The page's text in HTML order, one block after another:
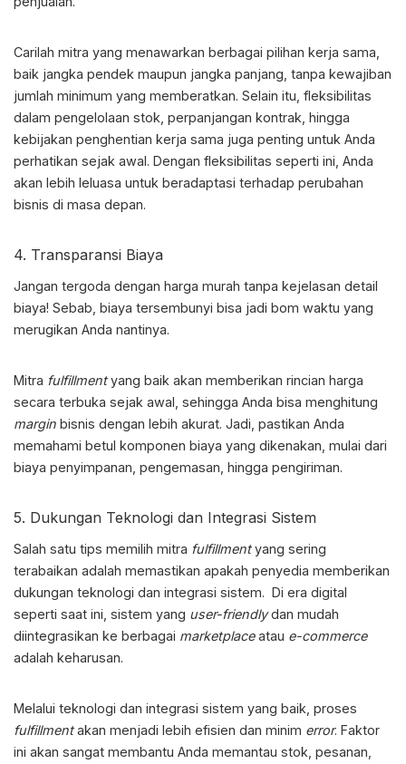
Carilah mitra yang menawarkan berbagai pilihan kerja sama,
baik jangka pendek maupun jangka panjang, tanpa kewajiban
jumlah minimum yang memberatkan. Selain itu, fleksibilitas
dalam pengelolaan stok, perpanjangan kontrak, hingga
kebijakan penghentian kerja sama juga penting untuk Anda
perhatikan sejak awal. Dengan fleksibilitas seperti ini, Anda
akan lebih leluasa untuk beradaptasi terhadap perubahan
bisnis di masa depan.
4. Transparansi Biaya
Jangan tergoda dengan harga murah tanpa kejelasan detail
biaya! Sebab, biaya tersembunyi bisa jadi bom waktu yang
merugikan Anda nantinya.
Mitra fulfillmentyang baik akan memberikan rincian harga
secara terbuka sejak awal, sehingga Anda bisa menghitung
margin bisnis dengan lebih akurat. Jadi, pastikan Anda
memahami betul komponen biaya yang dikenakan, mulai dari
biaya penyimpanan, pengemasan, hingga pengiriman.
5. Dukungan Teknologi dan Integrasi Sistem
Salah satu tips memilih mitra fulfillmentyang sering
terabaikan adalah memastikan apakah penyedia memberikan
dukungan teknologi dan integrasi sistem. Di era digital
seperti saat ini, sistem yang user-friendlydan mudah
diintegrasikan ke berbagai marketplaceatau e-commerce
adalah keharusan.
Melalui teknologi dan integrasi sistem yang baik, proses
fulfillmentakan menjadi lebih efisien dan minim error. Faktor
ini akan sangat membantu Anda memantau stok, pesanan,